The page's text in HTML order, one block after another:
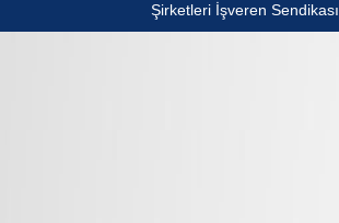
Şirketleri İşveren Sendikası